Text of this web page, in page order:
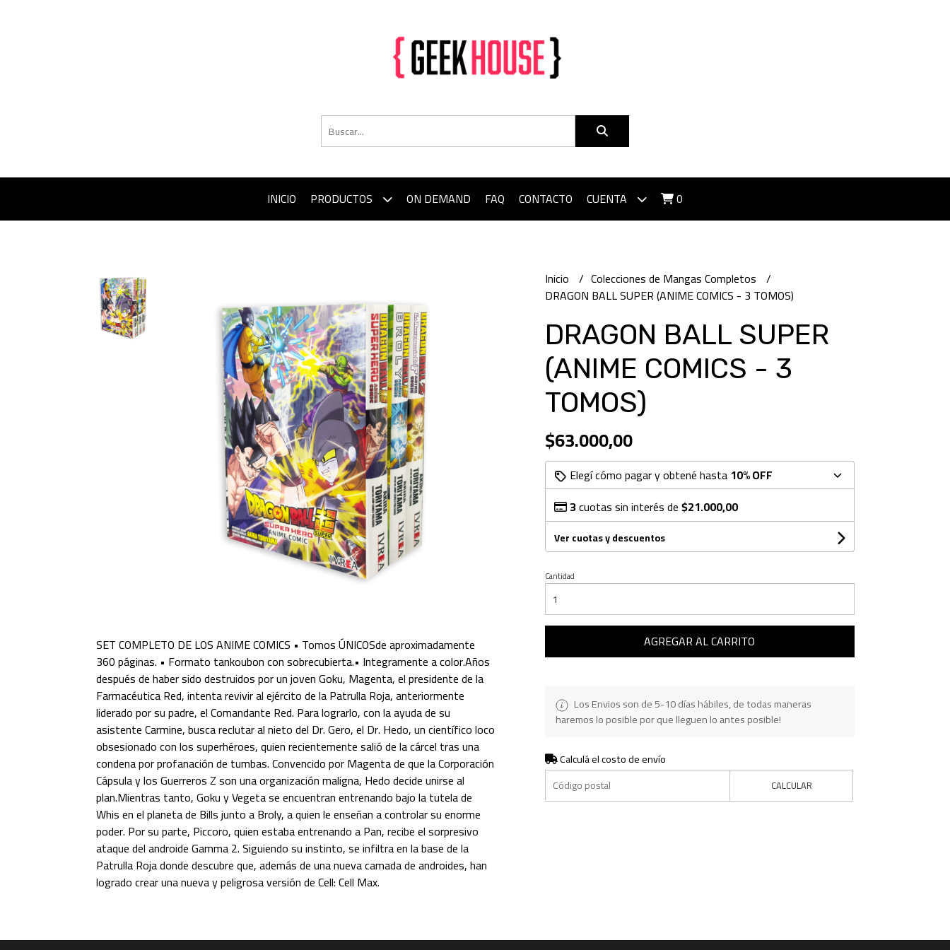
INICIO PRODUCTOS ON DEMAND FAQ CONTACTO CUENTA 0
SET COMPLETO DE LOS ANIME COMICS • Tomos ÚNICOSde aproximadamente
360 páginas. • Formato tankoubon con sobrecubierta.​ • Integramente a color.Años
después de haber sido destruidos por un joven Goku, Magenta, el presidente de la
Farmacéutica Red, intenta revivir al ejército de la Patrulla Roja, anteriormente
liderado por su padre, el Comandante Red. Para lograrlo, con la ayuda de su
asistente Carmine, busca reclutar al nieto del Dr. Gero, el Dr. Hedo, un científico loco
obsesionado con los superhéroes, quien recientemente salió de la cárcel tras una
condena por profanación de tumbas. Convencido por Magenta de que la Corporación
Cápsula y los Guerreros Z son una organización maligna, Hedo decide unirse al
plan.Mientras tanto, Goku y Vegeta se encuentran entrenando bajo la tutela de
Whis en el planeta de Bills junto a Broly, a quien le enseñan a controlar su enorme
poder. Por su parte, Piccoro, quien estaba entrenando a Pan, recibe el sorpresivo
ataque del androide Gamma 2. Siguiendo su instinto, se infiltra en la base de la
Patrulla Roja donde descubre que, además de una nueva camada de androides, han
logrado crear una nueva y peligrosa versión de Cell: Cell Max.
Inicio
Colecciones de Mangas Completos
DRAGON BALL SUPER (ANIME COMICS - 3 TOMOS)
DRAGON BALL SUPER
(ANIME COMICS - 3
TOMOS)
$63.000,00
Elegí cómo pagar y obtené hasta 10% OFF
3cuotas sin interés de$21.000,00
Ver cuotas y descuentos
Cantidad
AGREGAR AL CARRITO
Los Envios son de 5-10 días hábiles, de todas maneras
haremos lo posible por que lleguen lo antes posible!
Calculá el costo de envío
CALCULAR